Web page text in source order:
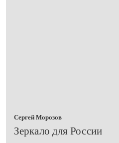
Сергей Морозов
​Зеркало для России